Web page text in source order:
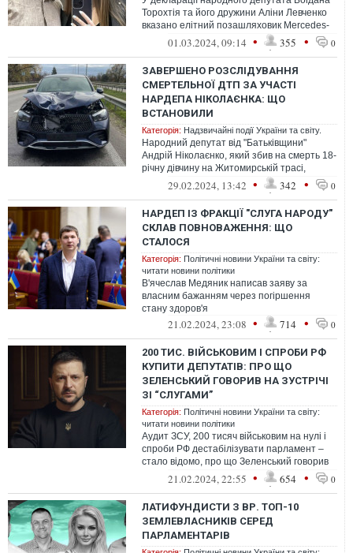
Торохтія та його дружини Аліни Левченко
вказано елітний позашляховик Mercedes-
Benz G 400, відомий як Гелендева...
01.03.2024, 09:14 • 355 • 0
ЗАВЕРШЕНО РОЗСЛІДУВАННЯ
СМЕРТЕЛЬНОЇ ДТП ЗА УЧАСТІ
НАРДЕПА НІКОЛАЄНКА: ЩО
ВСТАНОВИЛИ
Категорія: Надзвичайні події України та світу.
Народний депутат від "Батьківщини"
Андрій Ніколаєнко, який збив на смерть 18-
річну дівчину на Житомирській трасі,
перевищив швидкість. Даний висновок ...
29.02.2024, 13:42 • 342 • 0
НАРДЕП ІЗ ФРАКЦІЇ "СЛУГА НАРОДУ"
СКЛАВ ПОВНОВАЖЕННЯ: ЩО
СТАЛОСЯ
Категорія: Політичні новини України та світу:
читати новини політики
В'ячеслав Медяник написав заяву за
власним бажанням через погіршення
стану здоров'я
21.02.2024, 23:08 • 714 • 0
200 ТИС. ВІЙСЬКОВИМ І СПРОБИ РФ
КУПИТИ ДЕПУТАТІВ: ПРО ЩО
ЗЕЛЕНСЬКИЙ ГОВОРИВ НА ЗУСТРІЧІ
ЗІ “СЛУГАМИ”
Категорія: Політичні новини України та світу:
читати новини політики
Аудит ЗСУ, 200 тисяч військовим на нулі і
спроби РФ дестабілізувати парламент –
стало відомо, про що Зеленський говорив
на закритій зустрічі зі “слуга...
21.02.2024, 22:55 • 654 • 0
ЛАТИФУНДИСТИ З ВР. ТОП-10
ЗЕМЛЕВЛАСНИКІВ СЕРЕД
ПАРЛАМЕНТАРІВ